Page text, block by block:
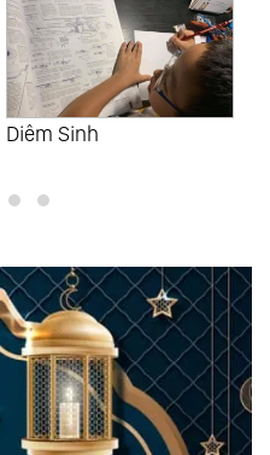
Diêm Sinh